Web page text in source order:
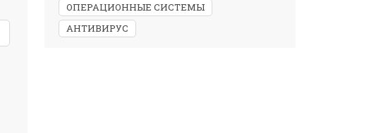
ОПЕРАЦИОННЫЕ СИСТЕМЫ
АНТИВИРУС